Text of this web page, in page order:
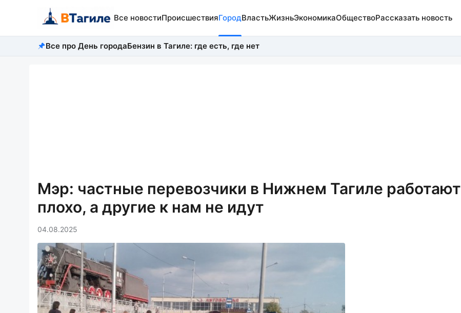
Все новостиПроисшествияГородВластьЖизньЭкономикаОбществоРассказать новость
Все про День городаБензин в Тагиле: где есть, где нет
Мэр: частные перевозчики в Нижнем Тагиле работают
плохо, а другие к нам не идут
04.08.2025